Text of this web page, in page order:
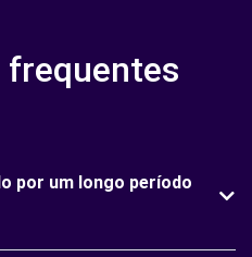
frequentes
por um longo período